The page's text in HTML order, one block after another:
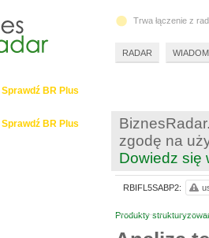
zgodę na
Dowiedz się
Produkty
RBIFL5SABP2:
Sprawdź BR Plus
Sprawdź BR Plus
Trwa łączenie z
RADAR